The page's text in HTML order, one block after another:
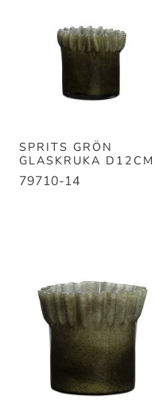
SPRITS GRÖN
GLASKRUKA D12CM
H11CM
79710-14